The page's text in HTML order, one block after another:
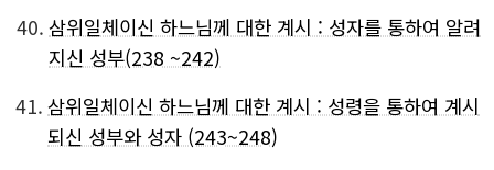
40. 삼위일체이신 하느님께 대한 계시 : 성자를 통하여 알려
지신 성부(238 ~242)
41. 삼위일체이신 하느님께 대한 계시 : 성령을 통하여 계시
되신 성부와 성자 (243~248)